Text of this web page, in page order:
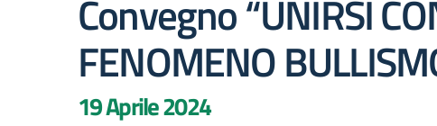
Convegno “UNIRSI
FENOMENO
19 Aprile 2024